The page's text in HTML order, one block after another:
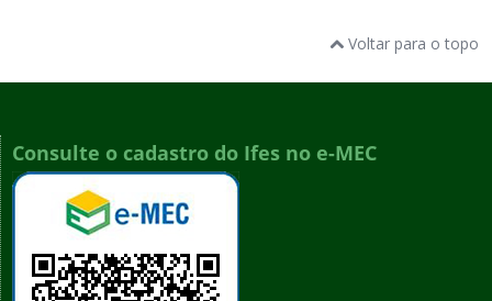
Voltar para o topo
Consulte o cadastro do Ifes no e-MEC